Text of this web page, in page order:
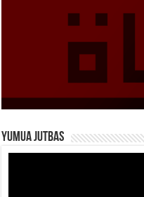
Yumua Jutbas